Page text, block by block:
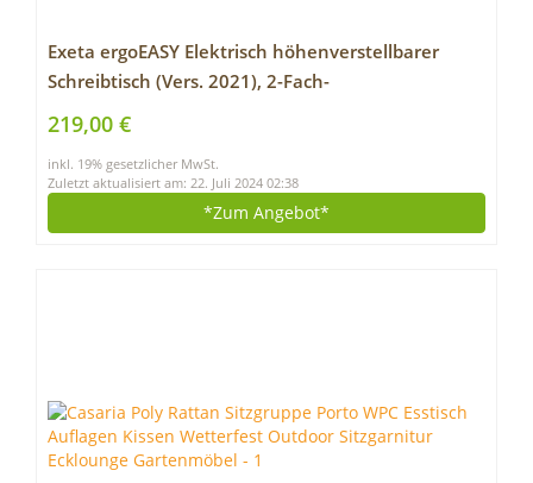
Exeta ergoEASY Elektrisch höhenverstellbarer
Schreibtisch (Vers. 2021), 2-Fach-
Teleskop,Memory-Funkt. und Softstart/-Stopp,
elektrisch höhenverstellbares Tischgestell (Black)
219,00 €
inkl. 19% gesetzlicher MwSt.
Zuletzt aktualisiert am: 22. Juli 2024 02:38
*Zum Angebot*